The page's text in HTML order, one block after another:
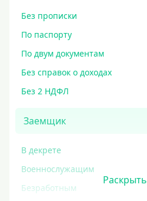
Без прописки
По паспорту
По двум документам
Без справок о доходах
Без 2 НДФЛ
Заемщик
В декрете
Военнослужащим
Безработным
Раскрыть